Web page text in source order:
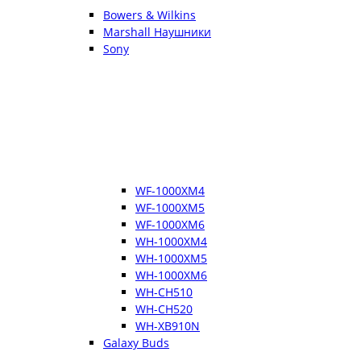
Bowers & Wilkins
Marshall Наушники
Sony
WF-1000XM4
WF-1000XM5
WF-1000XM6
WH-1000XM4
WH-1000XM5
WH-1000XM6
WH-CH510
WH-CH520
WH-XB910N
Galaxy Buds